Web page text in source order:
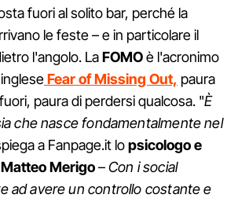
fuori al solito bar, perché la
le feste – e in particolare il
l'angolo. LaFOMOè l'acronimo
Fear of Missing Out, paura
paura di perdersi qualcosa. "È
che nasce fondamentalmente nel
a Fanpage.it lopsicologo e
Merigo–Con i social
ad avere un controllo costante e